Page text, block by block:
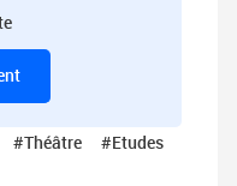
#Théâtre
#Etudes